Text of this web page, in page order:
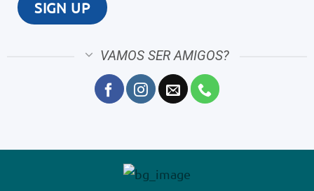
VAMOS SER AMIGOS?